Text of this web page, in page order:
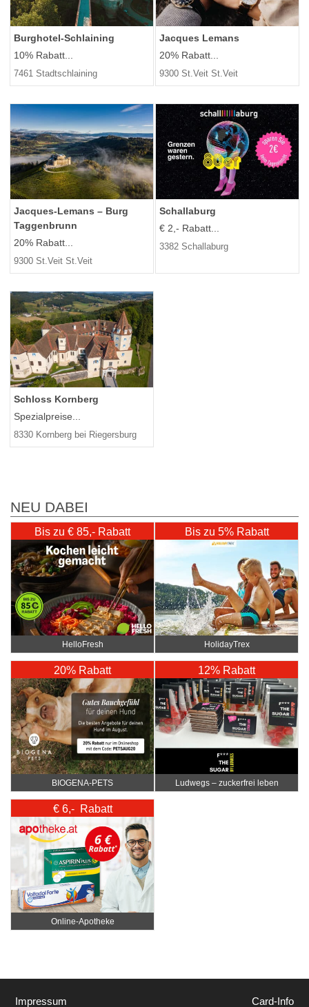
Burghotel-Schlaining
10% Rabatt...
7461 Stadtschlaining
Jacques Lemans
20% Rabatt...
9300 St.Veit St.Veit
Jacques-Lemans – Burg
Taggenbrunn
20% Rabatt...
9300 St.Veit St.Veit
Schallaburg
€ 2,- Rabatt...
3382 Schallaburg
Schloss Kornberg
Spezialpreise...
8330 Kornberg bei Riegersburg
NEU DABEI
Bis zu € 85,- Rabatt
HelloFresh
Bis zu 5% Rabatt
HolidayTrex
20% Rabatt
BIOGENA-PETS
12% Rabatt
Ludwegs – zuckerfrei leben
€ 6,- Rabatt
Online‑Apotheke
Impressum Card-Info